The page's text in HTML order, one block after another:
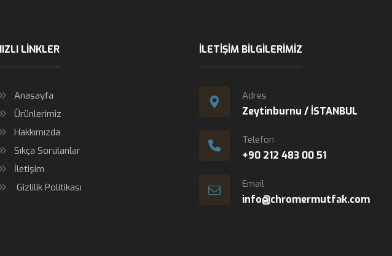
LINKLER
Anasayfa
Ürünlerimiz
Hakkımızda
Sıkça Sorulanlar
İletişim
Gizlilik Politikası
İLETIŞIM BILGILERIMIZ
Adres
Zeytinburnu / İSTANBUL
Telefon
+90 212 483 00 51
Email
info@chromermutfak.com